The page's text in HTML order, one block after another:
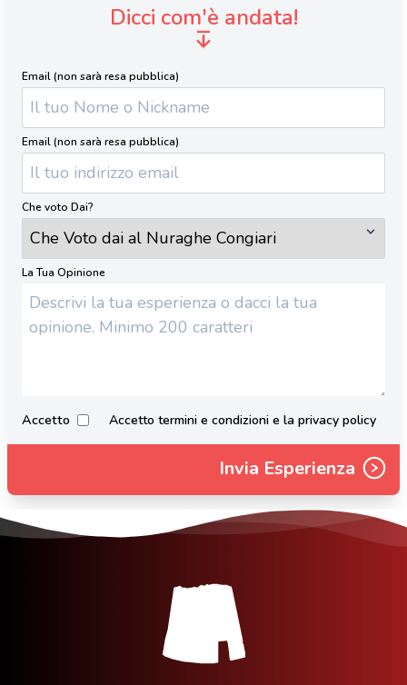
Dicci com'è andata!
Email (non sarà resa pubblica)
Email (non sarà resa pubblica)
Che voto Dai?
La Tua Opinione
Accetto Accetto termini e condizioni e la privacy policy
Invia Esperienza